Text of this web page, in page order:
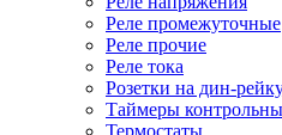
Реле промежуточные
Реле прочие
Реле тока
Розетки на дин-
Таймеры
Термостаты